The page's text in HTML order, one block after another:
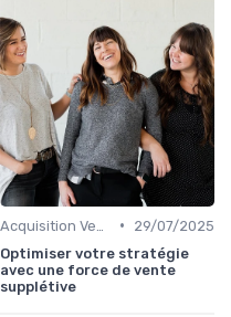
•
29/07/2025
Optimiser votre stratégie
avec une force de vente
supplétive